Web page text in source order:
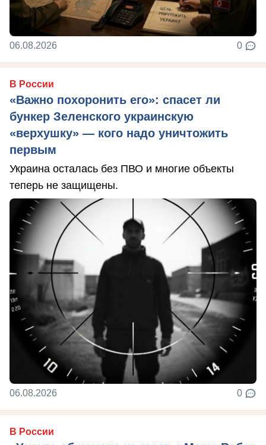
06.08.2026 0
В России
«Важно похоронить его»: спасет ли
бункер Зеленского украинскую
«верхушку» — кого надо уничтожить
первым
Украина осталась без ПВО и многие объекты
теперь не защищены.
06.08.2026 0
В России